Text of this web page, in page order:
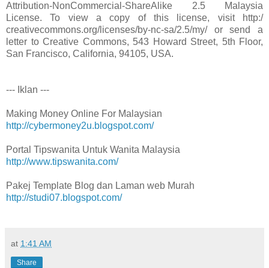
Attribution-NonCommercial-ShareAlike 2.5 Malaysia
License. To view a copy of this license, visit http:/
creativecommons.org/licenses/by-nc-sa/2.5/my/ or send a
letter to Creative Commons, 543 Howard Street, 5th Floor,
San Francisco, California, 94105, USA.
--- Iklan ---
Making Money Online For Malaysian
http://cybermoney2u.blogspot.com/
Portal Tipswanita Untuk Wanita Malaysia
http://www.tipswanita.com/
Pakej Template Blog dan Laman web Murah
http://studi07.blogspot.com/
at 1:41 AM
Share